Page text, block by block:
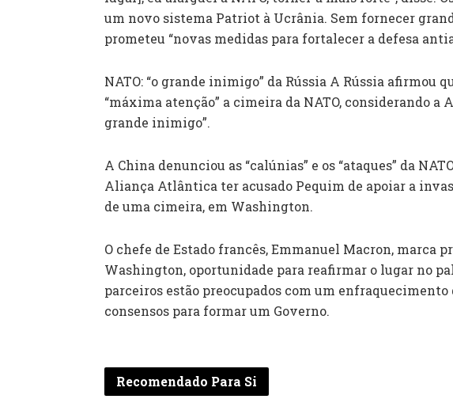
um novo sistema Patriot à Ucrânia. Sem fornecer
prometeu “novas medidas para fortalecer a defesa
NATO: “o grande inimigo” da Rússia A Rússia afirmou
“máxima atenção” a cimeira da NATO, considerando a
grande inimigo”.
A China denunciou as “calúnias” e os “ataques” da
Aliança Atlântica ter acusado Pequim de apoiar a
de uma cimeira, em Washington.
O chefe de Estado francês, Emmanuel Macron, marca
Washington, oportunidade para reafirmar o lugar no
parceiros estão preocupados com um enfraquecimento
consensos para formar um Governo.
Recomendado Para Si